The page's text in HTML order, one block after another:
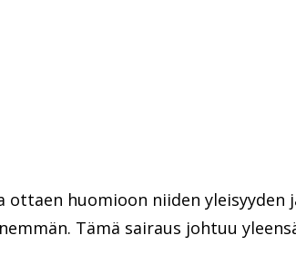
huomioon niiden yleisyyden
Tämä sairaus johtuu